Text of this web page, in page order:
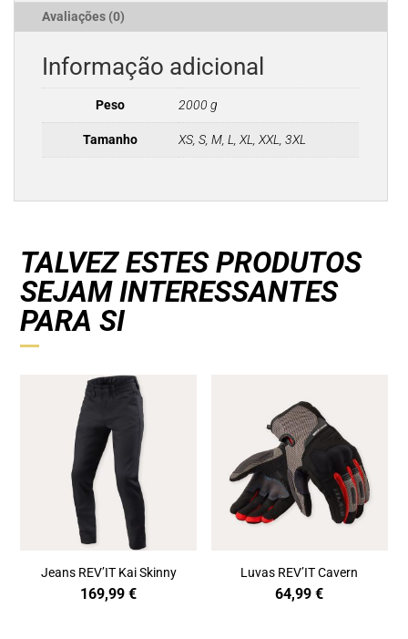
Avaliações (0)
Informação adicional
Peso 2000 g
Tamanho XS, S, M, L, XL, XXL, 3XL
TALVEZ ESTES PRODUTOS
SEJAM INTERESSANTES
PARA SI
Jeans REV’IT Kai Skinny
169,99€
Luvas REV’IT Cavern
64,99€